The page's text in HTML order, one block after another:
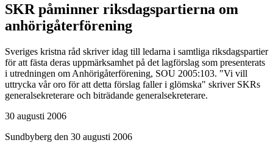
SKR påminner riksdagspartierna om
anhörigåterförening
Sveriges kristna råd skriver idag till ledarna i samtliga riksdagspartier
för att fästa deras uppmärksamhet på det lagförslag som presenterats
i utredningen om Anhörigåterförening, SOU 2005:103. "Vi vill
uttrycka vår oro för att detta förslag faller i glömska" skriver SKRs
generalsekreterare och biträdande generalsekreterare.
30 augusti 2006
Sundbyberg den 30 augusti 2006